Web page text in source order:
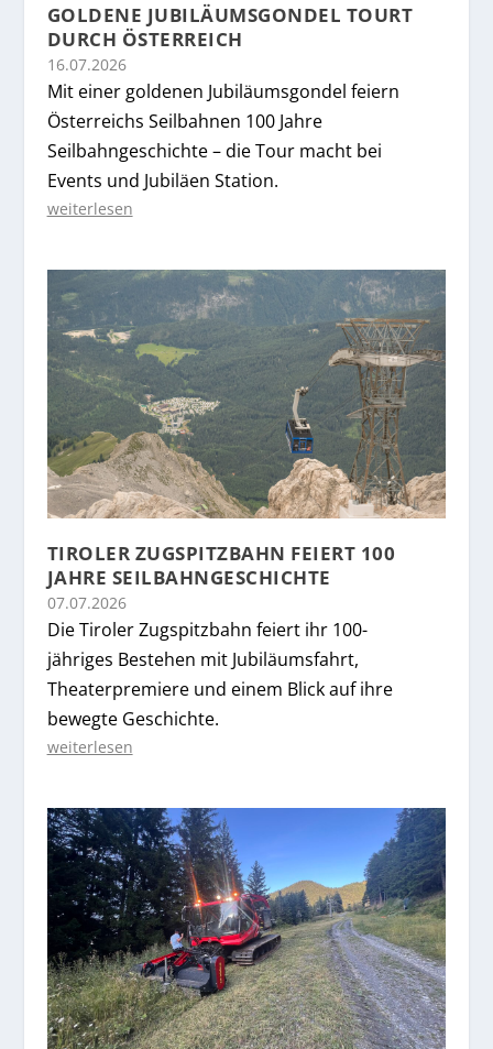
GOLDENE JUBILÄUMSGONDEL TOURT
DURCH ÖSTERREICH
16.07.2026
Mit einer goldenen Jubiläumsgondel feiern
Österreichs Seilbahnen 100 Jahre
Seilbahngeschichte – die Tour macht bei
Events und Jubiläen Station.
weiterlesen
TIROLER ZUGSPITZBAHN FEIERT 100
JAHRE SEILBAHNGESCHICHTE
07.07.2026
Die Tiroler Zugspitzbahn feiert ihr 100-
jähriges Bestehen mit Jubiläumsfahrt,
Theaterpremiere und einem Blick auf ihre
bewegte Geschichte.
weiterlesen